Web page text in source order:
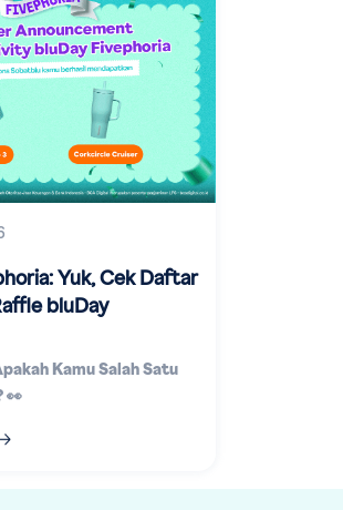
Yuk, Cek Daftar
bluDay
Kamu Salah Satu
👀